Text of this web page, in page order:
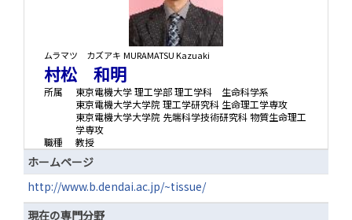
ムラマツ カズアキ MURAMATSU Kazuaki
村松 和明
所属
東京電機大学 理工学部 理工学科 生命科学系
東京電機大学大学院 理工学研究科 生命理工学専攻
東京電機大学大学院 先端科学技術研究科 物質生命理工
学専攻
職種
教授
ホームページ
http://www.b.dendai.ac.jp/~tissue/
現在の専門分野